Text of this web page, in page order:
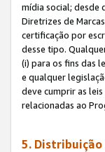
mídia social; desde
Diretrizes de
certificação por
desse tipo.
(i) para os fins das
e qualquer
deve cumprir as
relacionadas ao
5. Distribuição